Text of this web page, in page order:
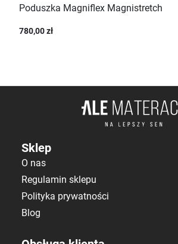
Poduszka Magniflex Magnistretch
780,00 zł
Sklep
O nas
Regulamin sklepu
Polityka prywatności
Blog